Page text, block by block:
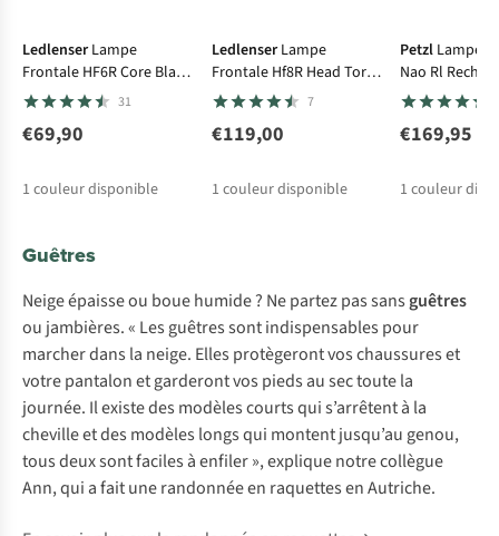
Ledlenser Lampe
Frontale HF6R Core Black
800L
31
€69,90
1 couleur disponible
Ledlenser Lampe
Frontale Hf8R Head Torch
1600L
7
€119,00
1 couleur disponible
Petzl Lampe
Nao Rl
1500L
€169,95
1 couleur
Guêtres
Neige épaisse ou boue humide ? Ne partez pas sansguêtres
ou jambières. « Les guêtres sont indispensables pour
marcher dans la neige. Elles protègeront vos chaussures et
votre pantalon et garderont vos pieds au sec toute la
journée. Il existe des modèles courts qui s’arrêtent à la
cheville et des modèles longs qui montent jusqu’au genou,
tous deux sont faciles à enfiler », explique notre collègue
Ann, qui a fait une randonnée en raquettes en Autriche.